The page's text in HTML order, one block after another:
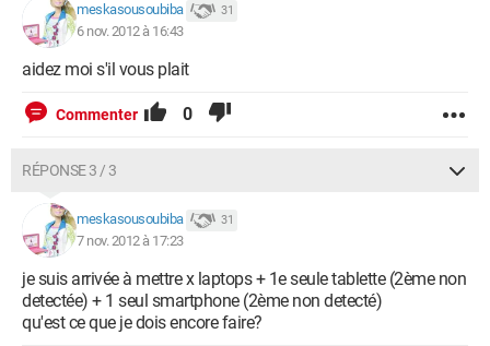
meskasousoubiba 31
6 nov. 2012 à 16:43
aidez moi s'il vous plait
Commenter 0
RÉPONSE 3 / 3
meskasousoubiba 31
7 nov. 2012 à 17:23
je suis arrivée à mettre x laptops + 1e seule tablette (2ème non
detectée) + 1 seul smartphone (2ème non detecté)
qu'est ce que je dois encore faire?